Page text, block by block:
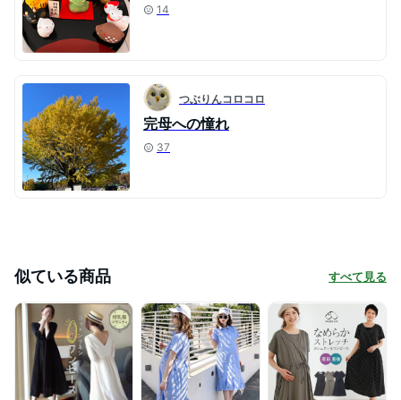
14
つぶりんコロコロ
完母への憧れ
37
似ている商品 すべて見る